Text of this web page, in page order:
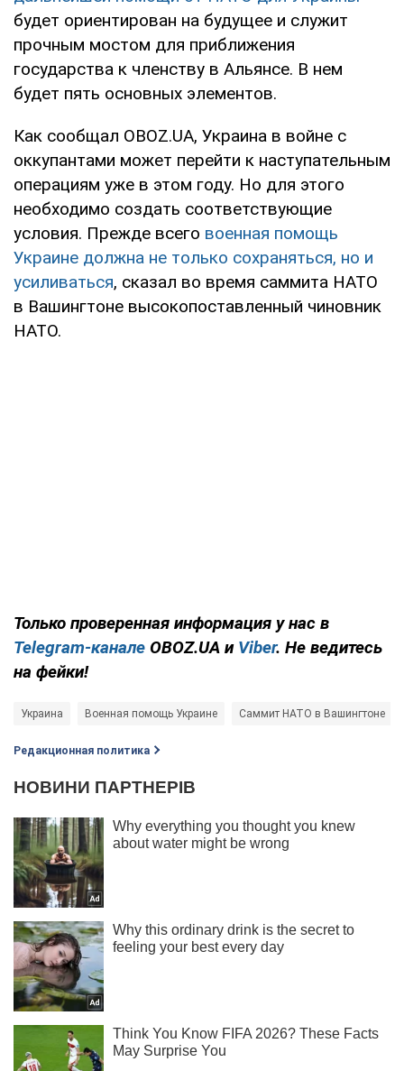
будет ориентирован на будущее и служит
прочным мостом для приближения
государства к членству в Альянсе. В нем
будет пять основных элементов.
Как сообщал OBOZ.UA, Украина в войне с
оккупантами может перейти к наступательным
операциям уже в этом году. Но для этого
необходимо создать соответствующие
условия. Прежде всего военная помощь
Украине должна не только сохраняться, но и
усиливаться, сказал во время саммита НАТО
в Вашингтоне высокопоставленный чиновник
НАТО.
Только проверенная информация у нас в
Telegram-канале OBOZ.UA и Viber. Не ведитесь
на фейки!
Украина Военная помощь Украине Саммит НАТО в Вашингтоне
Редакционная политика